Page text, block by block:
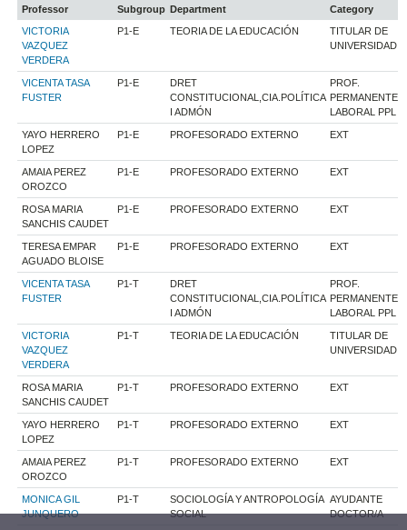
Professor Subgroup Department
Category
VICTORIA
VAZQUEZ
VERDERA
P1-E TEORIA DE LA EDUCACIÓN
TITULAR DE
UNIVERSIDAD
VICENTA TASA
FUSTER
P1-E
DRET
CONSTITUCIONAL,CIA.POLÍTICA
I ADMÓN
PROF.
PERMANENTE
LABORAL PPL
YAYO HERRERO
LOPEZ
P1-E PROFESORADO EXTERNO EXT
AMAIA PEREZ
OROZCO
P1-E PROFESORADO EXTERNO EXT
ROSA MARIA
SANCHIS CAUDET
P1-E PROFESORADO EXTERNO EXT
TERESA EMPAR
AGUADO BLOISE
P1-E PROFESORADO EXTERNO EXT
VICENTA TASA
FUSTER
P1-T
DRET
CONSTITUCIONAL,CIA.POLÍTICA
I ADMÓN
PROF.
PERMANENTE
LABORAL PPL
VICTORIA
VAZQUEZ
VERDERA
P1-T TEORIA DE LA EDUCACIÓN
TITULAR DE
UNIVERSIDAD
ROSA MARIA
SANCHIS CAUDET
P1-T PROFESORADO EXTERNO EXT
YAYO HERRERO
LOPEZ
P1-T PROFESORADO EXTERNO EXT
AMAIA PEREZ
OROZCO
P1-T PROFESORADO EXTERNO EXT
MONICA GIL
JUNQUERO
P1-T
SOCIOLOGÍA Y ANTROPOLOGÍA
SOCIAL
AYUDANTE
DOCTOR/A